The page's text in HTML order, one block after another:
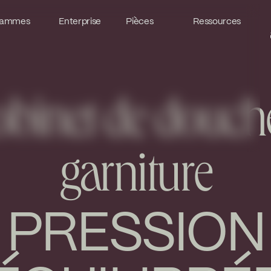
Enterprise Pièces Ressources
Enterprise Pièces Ressources
de
garniture
PRESSION